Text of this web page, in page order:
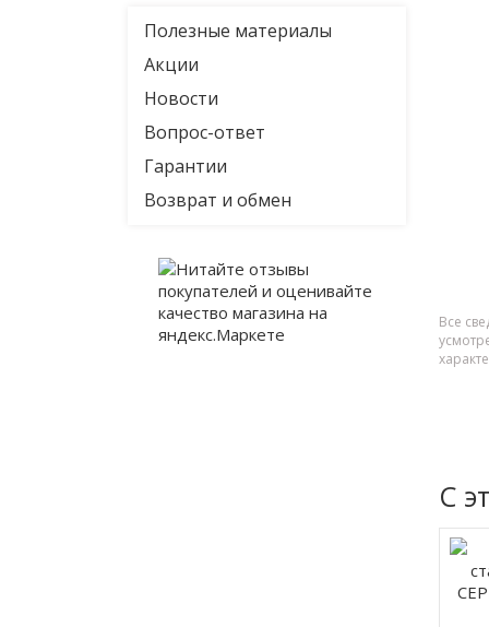
Полезные материалы
Акции
Новости
Вопрос-ответ
Гарантии
Возврат и обмен
Все
С